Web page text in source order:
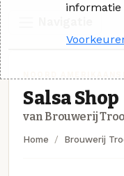
Salsa Shop
van Brouwerij
Home Brouwerij
informatie